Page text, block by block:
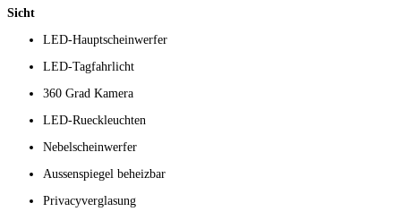
Sicht
LED-Hauptscheinwerfer
LED-Tagfahrlicht
360 Grad Kamera
LED-Rueckleuchten
Nebelscheinwerfer
Aussenspiegel beheizbar
Privacyverglasung